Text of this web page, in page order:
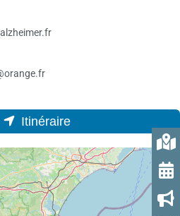
Itinéraire